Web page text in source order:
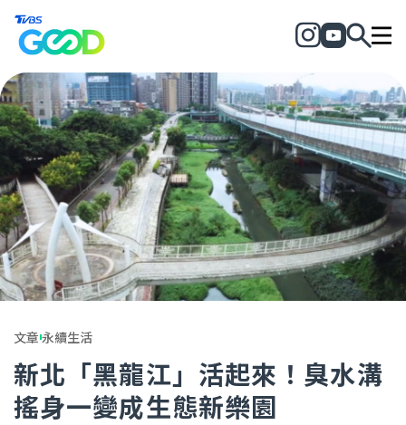
文章永續生活
新北「黑龍江」活起來！臭水溝
搖身一變成生態新樂園